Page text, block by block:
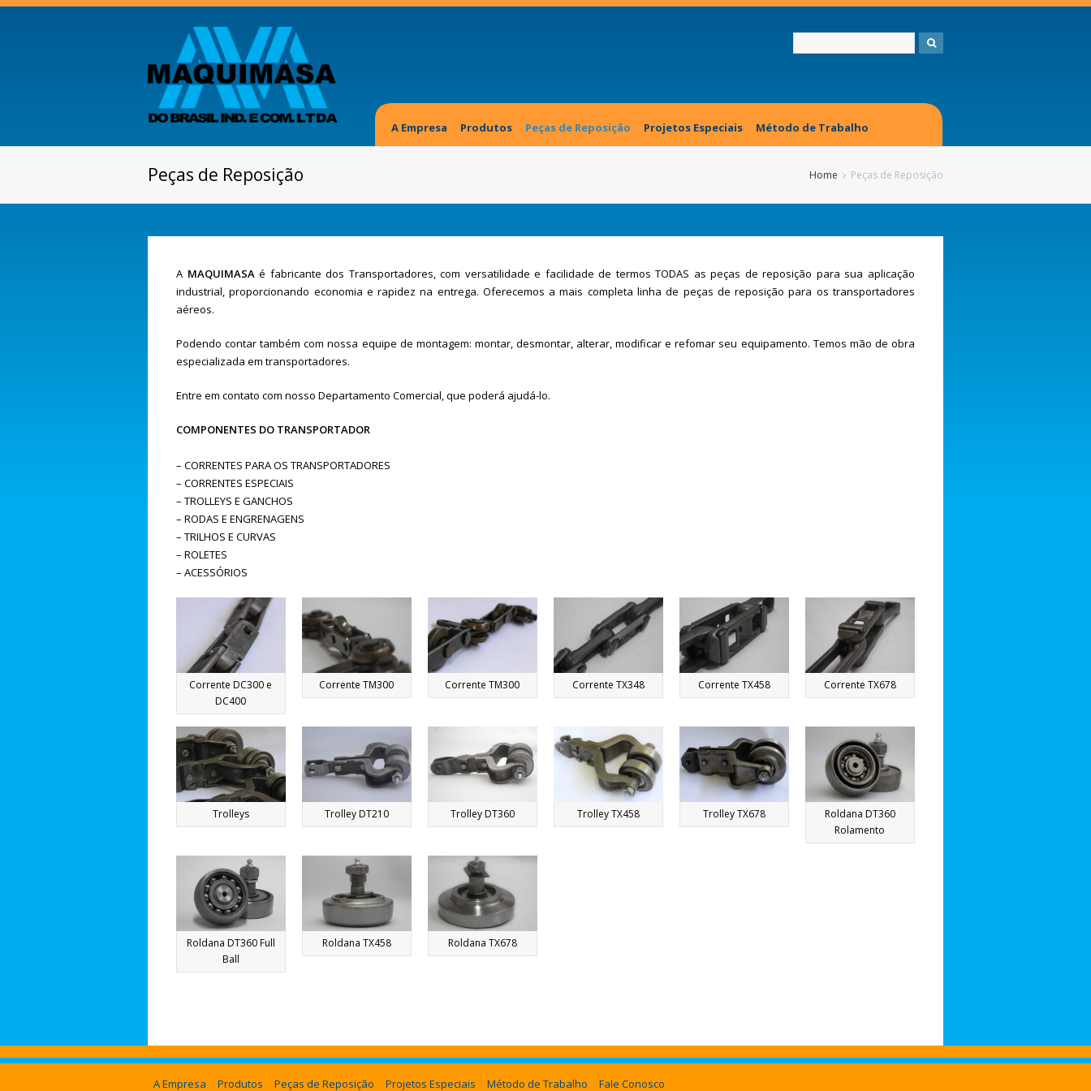
A Empresa Produtos Peças de Reposição Projetos Especiais Método de Trabalho
Peças de Reposição Home Peças de Reposição
A MAQUIMASAé fabricante dos Transportadores, com versatilidade e facilidade de termos TODAS as peças de reposição para sua aplicação
industrial, proporcionando economia e rapidez na entrega. Oferecemos a mais completa linha de peças de reposição para os transportadores
aéreos.
Podendo contar também com nossa equipe de montagem: montar, desmontar, alterar, modificar e refomar seu equipamento. Temos mão de obra
especializada em transportadores.
Entre em contato com nosso Departamento Comercial, que poderá ajudá-lo.
COMPONENTES DO TRANSPORTADOR
– CORRENTES PARA OS TRANSPORTADORES
– CORRENTES ESPECIAIS
– TROLLEYS E GANCHOS
– RODAS E ENGRENAGENS
– TRILHOS E CURVAS
– ROLETES
– ACESSÓRIOS
Corrente DC300 e
DC400
Corrente TM300 Corrente TM300 Corrente TX348 Corrente TX458 Corrente TX678
Trolleys Trolley DT210 Trolley DT360 Trolley TX458 Trolley TX678
Roldana DT360
Rolamento
Roldana DT360 Full
Ball
Roldana TX458 Roldana TX678
A Empresa Produtos Peças de Reposição Projetos Especiais Método de Trabalho Fale Conosco